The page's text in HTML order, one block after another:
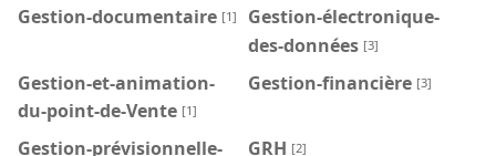
Gestion-documentaire [1]
Gestion-électronique-
des-données [3]
Gestion-et-animation-
du-point-de-Vente [1]
Gestion-financière [3]
Gestion-prévisionnelle- GRH [2]